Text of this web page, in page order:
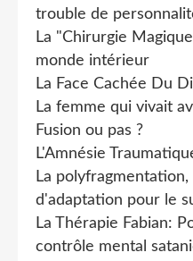
trouble de
La "Chirurgie
monde intérieur
La Face Cachée Du
La femme qui vivait
Fusion ou pas ?
L'Amnésie
La polyfragmentation,
d'adaptation pour le
La Thérapie Fabian:
contrôle mental